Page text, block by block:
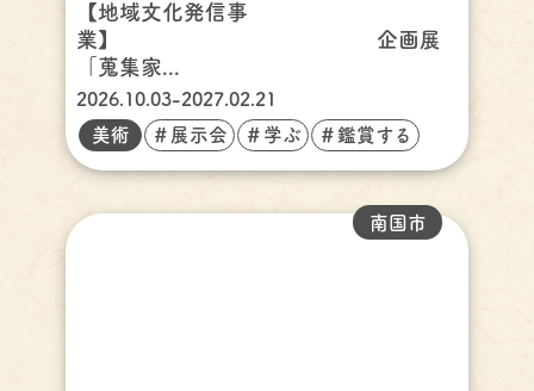
【地域文化発信事
業】 企画展
「蒐集家...
2026.10.03-2027.02.21
美術
＃展示会 ＃学ぶ ＃鑑賞する
南国市